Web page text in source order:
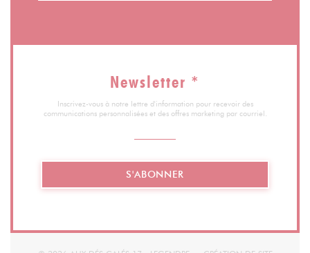
Newsletter *
Inscrivez-vous à notre lettre d'information pour recevoir des
communications personnalisées et des offres marketing par courriel.
S'ABONNER